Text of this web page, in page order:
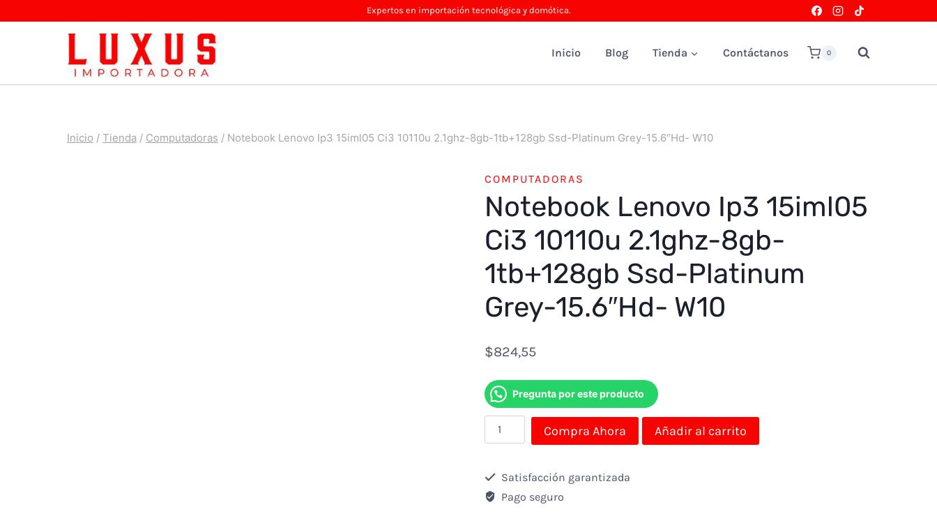
Expertos en importación tecnológica y domótica.
Inicio Blog Tienda Contáctanos 0
Inicio / Tienda / Computadoras / Notebook Lenovo Ip3 15iml05 Ci3 10110u 2.1ghz-8gb-1tb+128gb Ssd-Platinum Grey-15.6″Hd- W10
COMPUTADORAS
Notebook Lenovo Ip3 15iml05
Ci3 10110u 2.1ghz-8gb-
1tb+128gb Ssd-Platinum
Grey-15.6″Hd- W10
$824,55
Pregunta por este producto
Notebook
Lenovo
Ip3
15iml05
Compra Ahora Añadir al carrito
Satisfacción garantizada
Pago seguro